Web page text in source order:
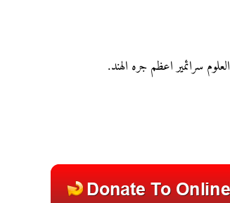
سرائمير اعظم جره الهند.